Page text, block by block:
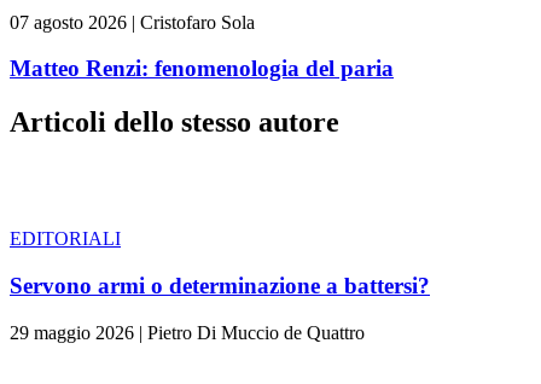
07 agosto 2026 | Cristofaro Sola
Matteo Renzi: fenomenologia del paria
Articoli dello stesso autore
EDITORIALI
Servono armi o determinazione a battersi?
29 maggio 2026 | Pietro Di Muccio de Quattro